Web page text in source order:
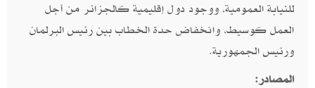
للنيابة العمومية، ووجود دول إقليمية كالجزائر من أجل
العمل كوسيط، وانخفاض حدة الخطاب بين رئيس البرلمان
ورئيس الجمهورية.
المصادر: